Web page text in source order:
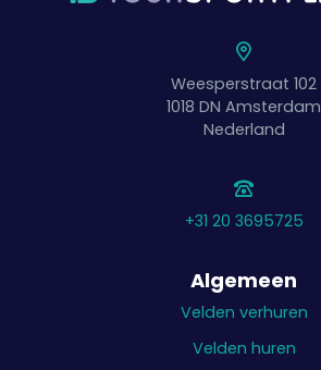
Weesperstraat 102
1018 DN Amsterdam
Nederland
+31 20 3695725
Algemeen
Velden verhuren
Velden huren